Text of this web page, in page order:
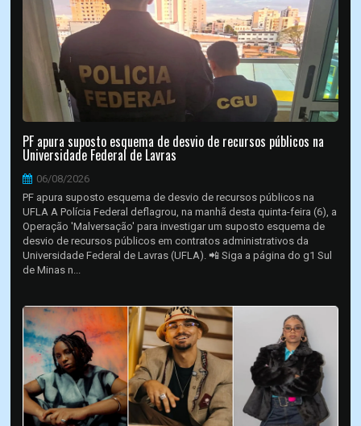
PF apura suposto esquema de desvio de recursos públicos na
Universidade Federal de Lavras
06/08/2026
PF apura suposto esquema de desvio de recursos públicos na
UFLA A Polícia Federal deflagrou, na manhã desta quinta-feira (6), a
Operação 'Malversação' para investigar um suposto esquema de
desvio de recursos públicos em contratos administrativos da
Universidade Federal de Lavras (UFLA). 📲 Siga a página do g1 Sul
de Minas n...